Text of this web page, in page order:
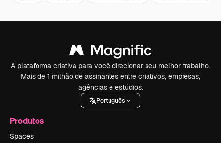
A plataforma criativa para você direcionar seu melhor trabalho.
Mais de 1 milhão de assinantes entre criativos, empresas,
agências e estúdios.
Português
Produtos
Spaces